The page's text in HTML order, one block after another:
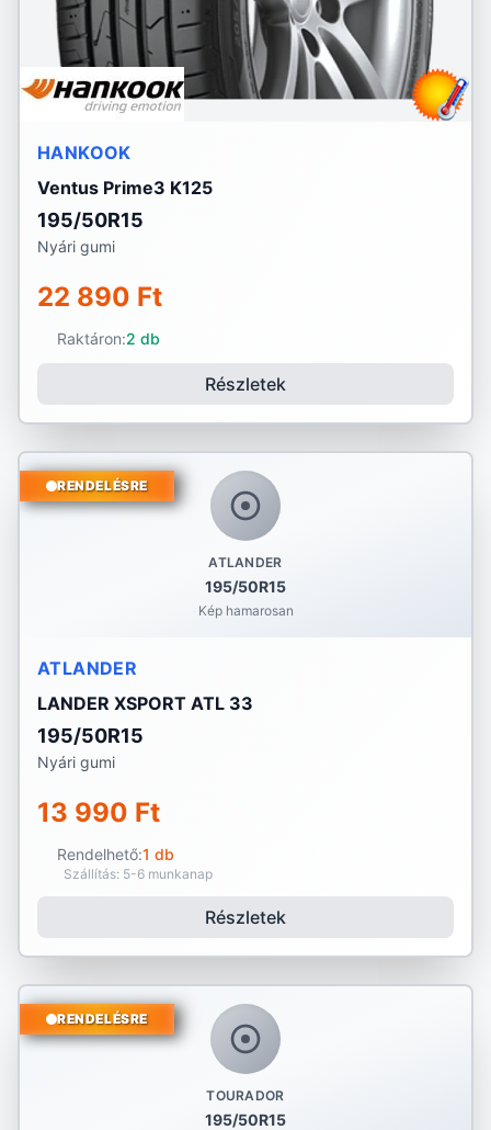
HANKOOK
Ventus Prime3 K125
195/50R15
Nyári gumi
22 890 Ft
Raktáron:2 db
Részletek
ATLANDER
195/50R15
Kép hamarosan
RENDELÉSRE
ATLANDER
LANDER XSPORT ATL 33
195/50R15
Nyári gumi
13 990 Ft
Rendelhető:1 db
Szállítás: 5-6 munkanap
Részletek
TOURADOR
195/50R15
RENDELÉSRE